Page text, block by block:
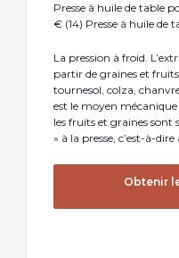
Presse à huile de table
€ (14) Presse à huile de
La pression à froid.
partir de graines et
tournesol, colza,
est le moyen
les fruits et graines
» à la presse, c’est-à-dire
Obtenir